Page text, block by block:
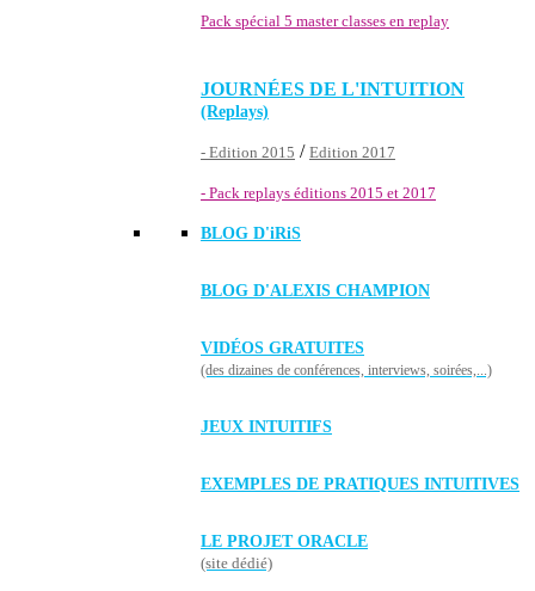
Pack spécial 5 master classes en replay
JOURNÉES DE L'INTUITION
(Replays)
- Edition 2015 / Edition 2017
- Pack replays éditions 2015 et 2017
BLOG D'iRiS
BLOG D'ALEXIS CHAMPION
VIDÉOS GRATUITES
(des dizaines de conférences, interviews, soirées,...)
JEUX INTUITIFS
EXEMPLES DE PRATIQUES INTUITIVES
LE PROJET ORACLE
(site dédié)